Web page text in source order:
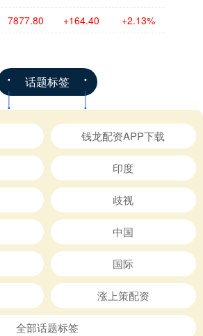
7877.80 +164.40 +2.13%
话题标签
钱龙配资APP下载
印度
歧视
中国
国际
涨上策配资
全部话题标签